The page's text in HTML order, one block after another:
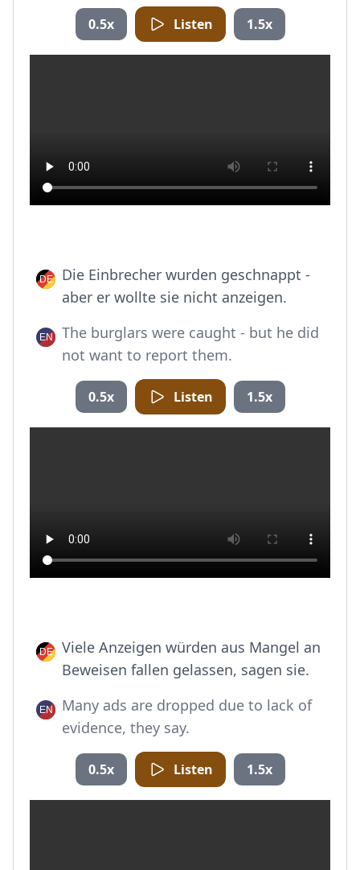
0.5x Listen 1.5x
Die Einbrecher wurden geschnappt -
aber er wollte sie nicht anzeigen.
The burglars were caught - but he did
not want to report them.
0.5x Listen 1.5x
Viele Anzeigen würden aus Mangel an
Beweisen fallen gelassen, sagen sie.
Many ads are dropped due to lack of
evidence, they say.
0.5x Listen 1.5x